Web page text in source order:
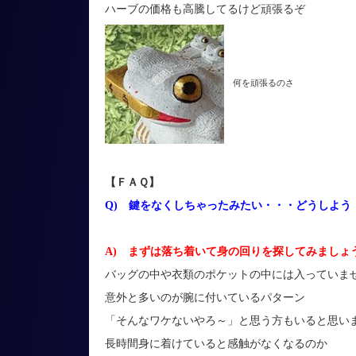
ハーブの価格も高騰してるけど頑張るぞ
何を頑張るのさ
【ＦＡＱ】
Q) 鍵をなくしちゃったみたい・・・どうしよう
A) まずは落ち着いて身の回りを探してみましょ
バッグの中や衣類のポケットの中には入っていま
意外と多いのが腕に付いているパターン
「そんなワケないやろ～」と思う方もいると思い
長時間身に着けていると感触がなくなるのか